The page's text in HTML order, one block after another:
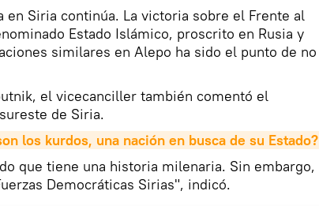
en Siria continúa. La victoria sobre el Frente al
Estado Islámico, proscrito en Rusia y
similares en Alepo ha sido el punto de no
el vicecanciller también comentó el
de Siria.
los kurdos, una nación en busca de su Estado?
que tiene una historia milenaria. Sin embargo,
Democráticas Sirias", indicó.